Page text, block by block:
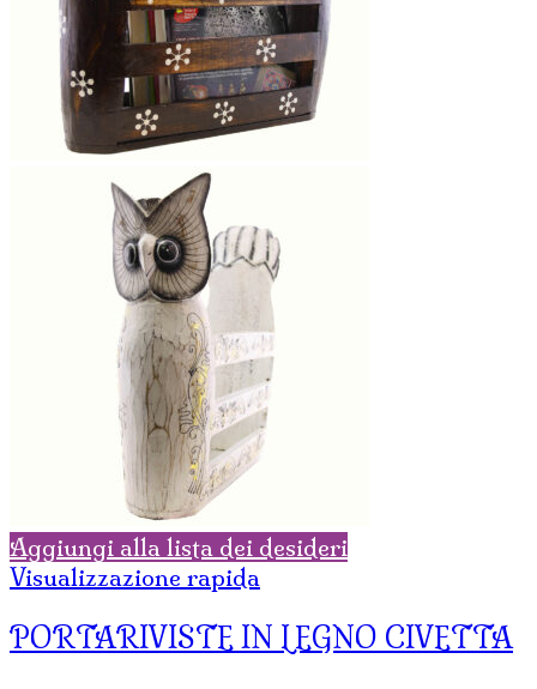
Aggiungi alla lista dei desideri
Visualizzazione rapida
PORTARIVISTE IN LEGNO CIVETTA